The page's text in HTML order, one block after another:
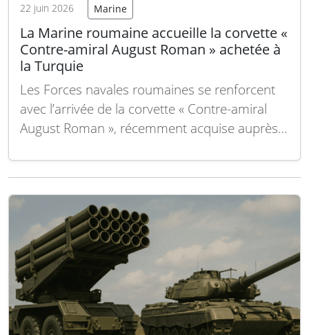
22 juin 2026 Marine
La Marine roumaine accueille la corvette «
Contre-amiral August Roman » achetée à
la Turquie
Les Forces navales roumaines se renforcent
avec l’arrivée de la corvette « Contre-amiral
August Roman », récemment acquise auprès
pavillon du bâtiment de la classe HISAR s’est
président roumain Nicuşor Dan et de…Lire la
suite